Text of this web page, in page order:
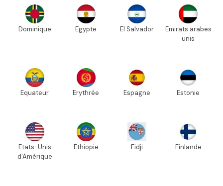
Dominique Egypte El Salvador
Emirats arabes
unis
Equateur Erythrée Espagne Estonie
Etats-Unis
d'Amérique
Ethiopie Fidji Finlande